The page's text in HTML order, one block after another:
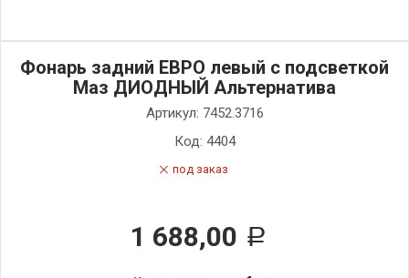
Фонарь задний ЕВРО левый с подсветкой
Маз ДИОДНЫЙ Альтернатива
Артикул: 7452.3716
Код: 4404
под заказ
1 688,00 Р